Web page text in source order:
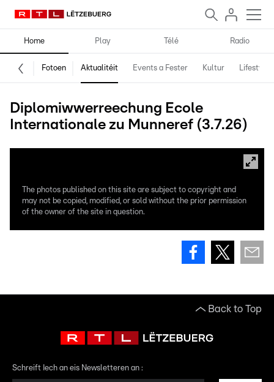
Home Play Télé Radio
Fotoen Aktualitéit Events a Fester Kultur Lifestyle
Diplomiwwerreechung Ecole
Internationale zu Munneref (3.7.26)
The photos published on this site are subject to copyright and
may not be copied, modified, or sold without the prior permission
of the owner of the site in question.
Back to Top
Schreift Iech an eis Newsletteren an :